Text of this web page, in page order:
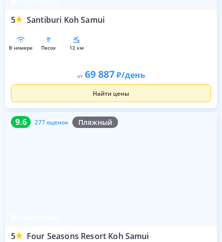
5 Santiburi Koh Samui
в номере песок 12 км
от 69 887 /день
Найти цены
9.6 277 оценок Пляжный
5 Four Seasons Resort Koh Samui
9.6 277 оценок